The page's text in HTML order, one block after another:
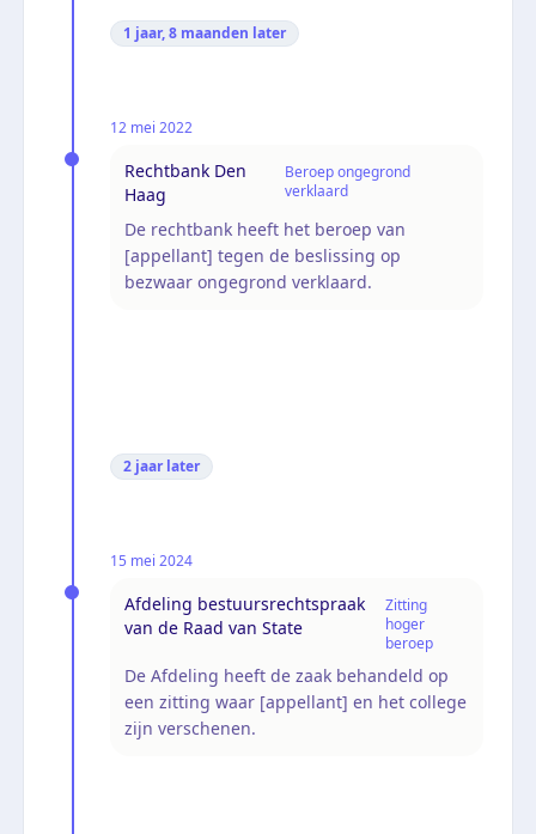
1 jaar, 8 maanden later
12 mei 2022
Rechtbank Den
Haag
Beroep ongegrond
verklaard
De rechtbank heeft het beroep van
[appellant] tegen de beslissing op
bezwaar ongegrond verklaard.
2 jaar later
15 mei 2024
Afdeling bestuursrechtspraak
van de Raad van State
Zitting
hoger
beroep
De Afdeling heeft de zaak behandeld op
een zitting waar [appellant] en het college
zijn verschenen.